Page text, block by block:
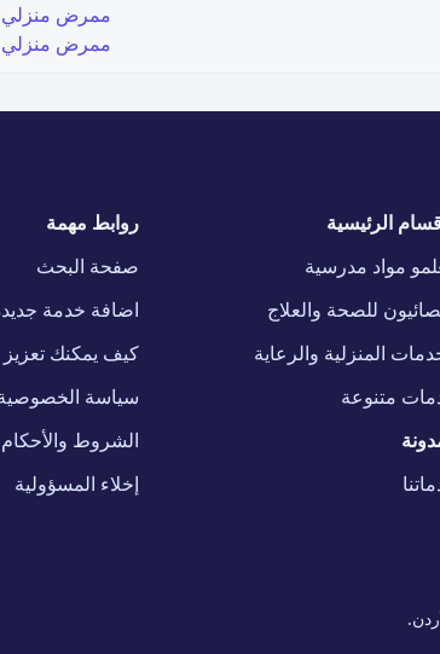
ممرض
ممرض
الرئيسية
مواد مدرسية
للصحة والعلاج
المنزلية والرعاية
متنوعة
روابط مهمة
صفحة البحث
اضافة خدمة
كيف يمكنك
سياسة
الشروط والأحكام
إخلاء المسؤولية